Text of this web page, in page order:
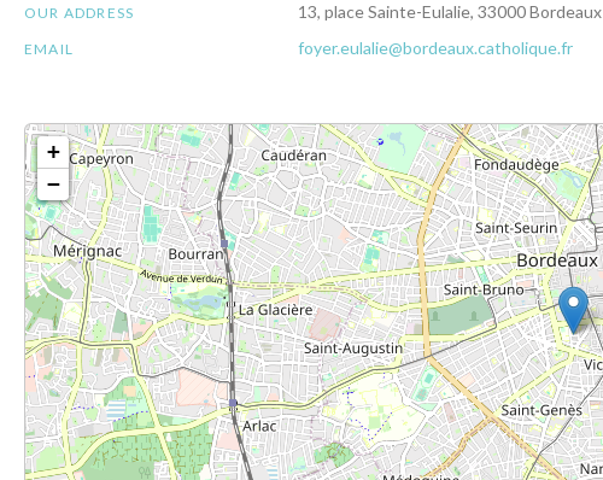
OUR ADDRESS 13, place Sainte-Eulalie, 33000 Bordeaux
EMAIL foyer.eulalie@bordeaux.catholique.fr
+
−